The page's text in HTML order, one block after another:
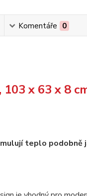
Komentáře 0
x 63 x 8
teplo podobně